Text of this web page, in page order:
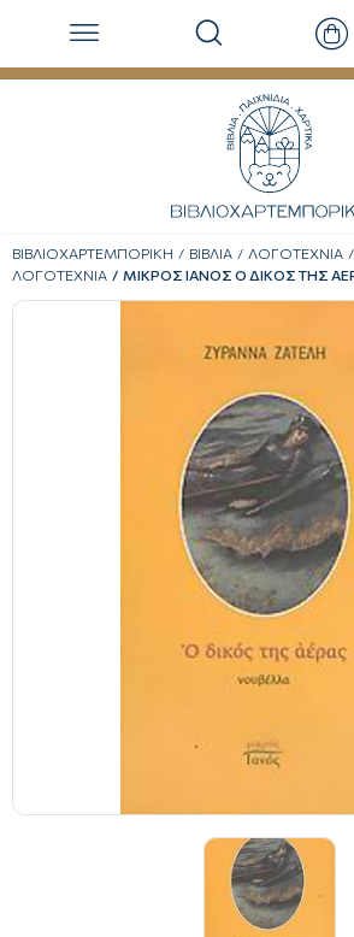
ΒΙΒΛΙΟΧΑΡΤΕΜΠΟΡΙΚΗ ΒΙΒΛΙΑ ΛΟΓΟΤΕΧΝΙΑ
ΛΟΓΟΤΕΧΝΙΑ
ΜΙΚΡΟΣ ΙΑΝΟΣ Ο ΔΙΚΟΣ ΤΗΣ